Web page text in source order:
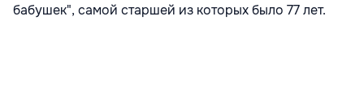
бабушек", самой старшей из которых было 77 лет.